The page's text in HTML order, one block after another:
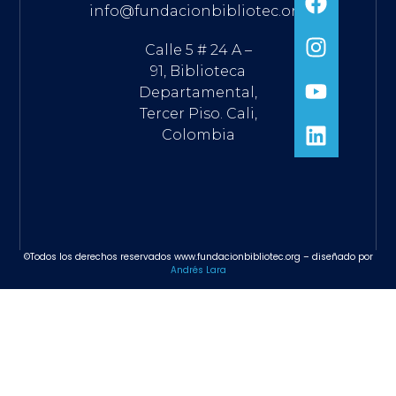
info@fundacionbibliotec.org
Calle 5 # 24 A –
91, Biblioteca
Departamental,
Tercer Piso. Cali,
Colombia
©Todos los derechos reservados www.fundacionbibliotec.org – diseñado por
Andrés Lara